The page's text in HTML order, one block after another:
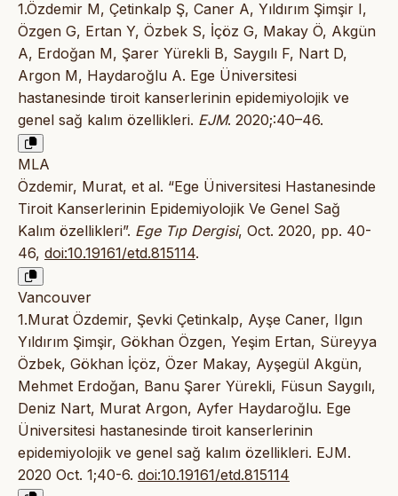
1.Özdemir M, Çetinkalp Ş, Caner A, Yıldırım Şimşir I,
Özgen G, Ertan Y, Özbek S, İçöz G, Makay Ö, Akgün
A, Erdoğan M, Şarer Yürekli B, Saygılı F, Nart D,
Argon M, Haydaroğlu A. Ege Üniversitesi
hastanesinde tiroit kanserlerinin epidemiyolojik ve
genel sağ kalım özellikleri. EJM. 2020;:40–46.
MLA
Özdemir, Murat, et al. “Ege Üniversitesi Hastanesinde
Tiroit Kanserlerinin Epidemiyolojik Ve Genel Sağ
Kalım özellikleri”. Ege Tıp Dergisi, Oct. 2020, pp. 40-
46, doi:10.19161/etd.815114.
Vancouver
1.Murat Özdemir, Şevki Çetinkalp, Ayşe Caner, Ilgın
Yıldırım Şimşir, Gökhan Özgen, Yeşim Ertan, Süreyya
Özbek, Gökhan İçöz, Özer Makay, Ayşegül Akgün,
Mehmet Erdoğan, Banu Şarer Yürekli, Füsun Saygılı,
Deniz Nart, Murat Argon, Ayfer Haydaroğlu. Ege
Üniversitesi hastanesinde tiroit kanserlerinin
epidemiyolojik ve genel sağ kalım özellikleri. EJM.
2020 Oct. 1;40-6. doi:10.19161/etd.815114